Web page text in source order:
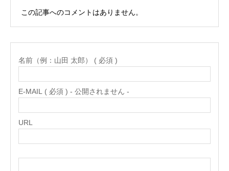
この記事へのコメントはありません。
名前（例：山田 太郎） ( 必須 )
E-MAIL ( 必須 ) - 公開されません -
URL